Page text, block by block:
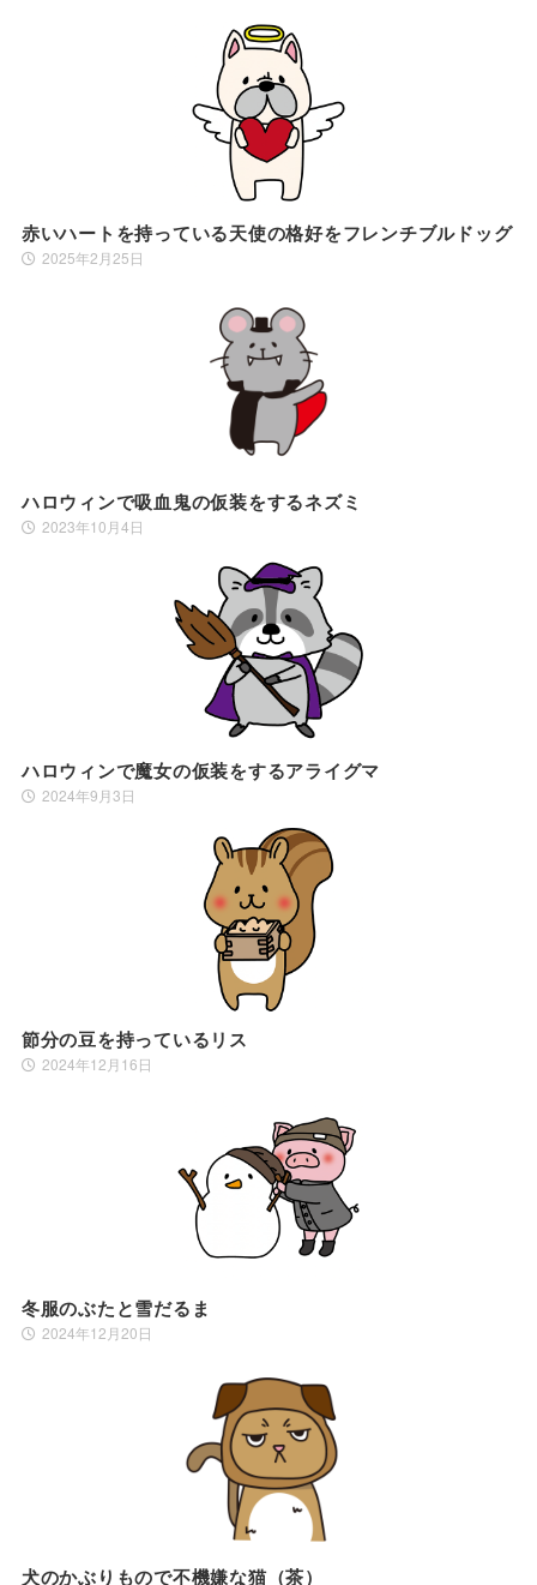
赤いハートを持っている天使の格好をフレンチブルドッグ
2025年2月25日
ハロウィンで吸血鬼の仮装をするネズミ
2023年10月4日
ハロウィンで魔女の仮装をするアライグマ
2024年9月3日
節分の豆を持っているリス
2024年12月16日
冬服のぶたと雪だるま
2024年12月20日
犬のかぶりもので不機嫌な猫（茶）